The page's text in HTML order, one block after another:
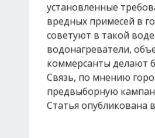
установленные
вредных примесей в
советуют в такой
водонагреватели,
коммерсанты делают
Связь, по мнению
предвыборную
Статья опубликована